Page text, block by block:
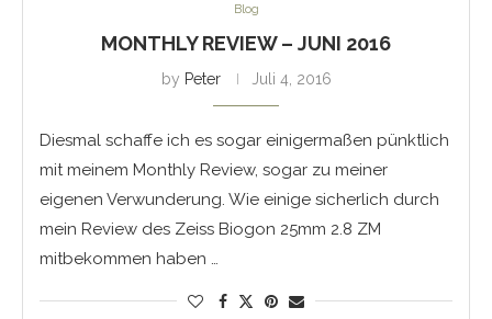
Blog
MONTHLY REVIEW – JUNI 2016
by Peter Juli 4, 2016
Diesmal schaffe ich es sogar einigermaßen pünktlich
mit meinem Monthly Review, sogar zu meiner
eigenen Verwunderung. Wie einige sicherlich durch
mein Review des Zeiss Biogon 25mm 2.8 ZM
mitbekommen haben …